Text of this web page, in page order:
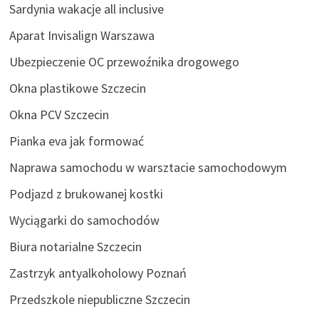
Sardynia wakacje all inclusive
Aparat Invisalign Warszawa
Ubezpieczenie OC przewoźnika drogowego
Okna plastikowe Szczecin
Okna PCV Szczecin
Pianka eva jak formować
Naprawa samochodu w warsztacie samochodowym
Podjazd z brukowanej kostki
Wyciągarki do samochodów
Biura notarialne Szczecin
Zastrzyk antyalkoholowy Poznań
Przedszkole niepubliczne Szczecin